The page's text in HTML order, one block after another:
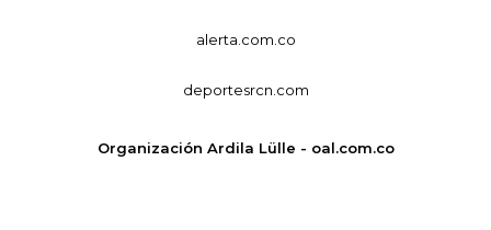
alerta.com.co
deportesrcn.com
Organización Ardila Lülle - oal.com.co